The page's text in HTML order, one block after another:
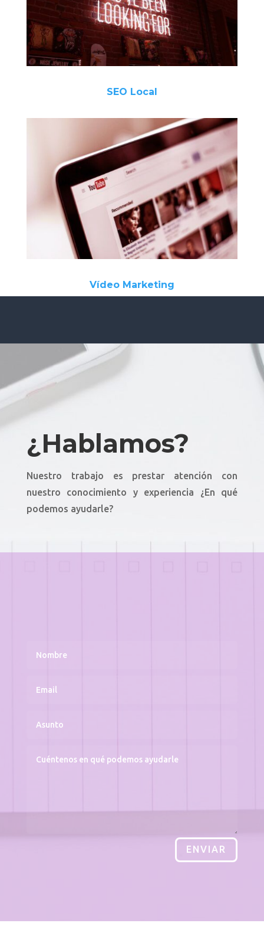
SEO Local
Vídeo Marketing
¿Hablamos?
Nuestro trabajo es prestar atención con
nuestro conocimiento y experiencia ¿En qué
podemos ayudarle?
ENVIAR